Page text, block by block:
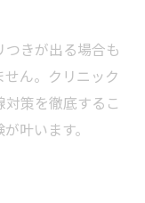
きが出る場合も
ん。クリニック
策を徹底するこ
叶います。